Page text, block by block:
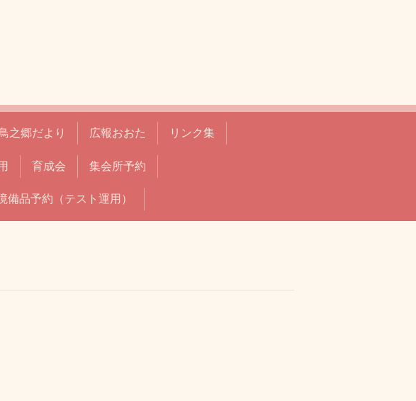
之郷だより 広報おおた リンク集
育成会 集会所予約
備品予約（テスト運用）